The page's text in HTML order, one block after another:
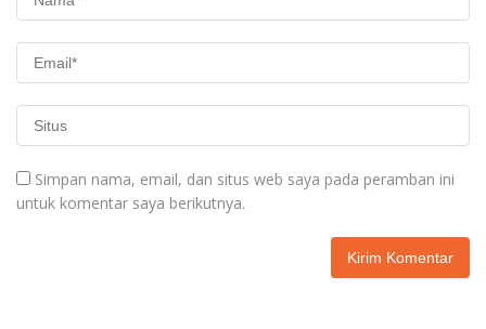
Simpan nama, email, dan situs web saya pada peramban ini
untuk komentar saya berikutnya.